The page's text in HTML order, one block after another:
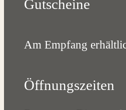
Gutscheine
Am Empfang
Öffnungszeiten